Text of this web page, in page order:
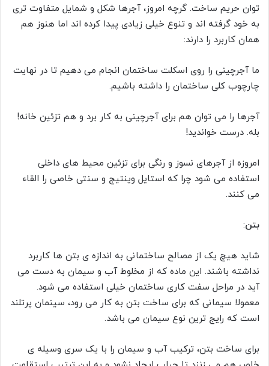
توان حریم ساخت. گرچه امروز، آجرها شکل و شمایل متفاوت تری
به خود گرفته اند و تنوع خیلی زیادی پیدا کرده اند اما هنوز هم
همان کاربرد را دارند:
ما آجرچینی را روی اسکلت ساختمان انجام می دهیم تا در نهایت
چارچوب کلی ساختمان را داشته باشیم.
آجرها را می توان هم برای آجرچینی به کار برد و هم تزئین خانه!
بله. درست خواندید!
امروزه از آجرهای نسوز و رنگی برای تزئین محیط های داخلی
استفاده می شود چرا که استایل وینتیج و سنتی خاصی را القاء
می کنند.
بتن:
شاید هیچ یک از مصالح ساختمانی به اندازه ی بتن ها کاربرد
نداشته باشند. این ماده که از مخلوط آب و سیمان به دست می
آید در مراحل سفت کاری ساختمان خیلی استفاده می شود.
معمولا سیمانی که برای ساخت بتن به کار می رود، سینمان پرتلند
است که رایج ترین نوع سیمان می باشد.
برای ساخت بتن، ترکیب آب و سیمان را با یک سری وسیله ی